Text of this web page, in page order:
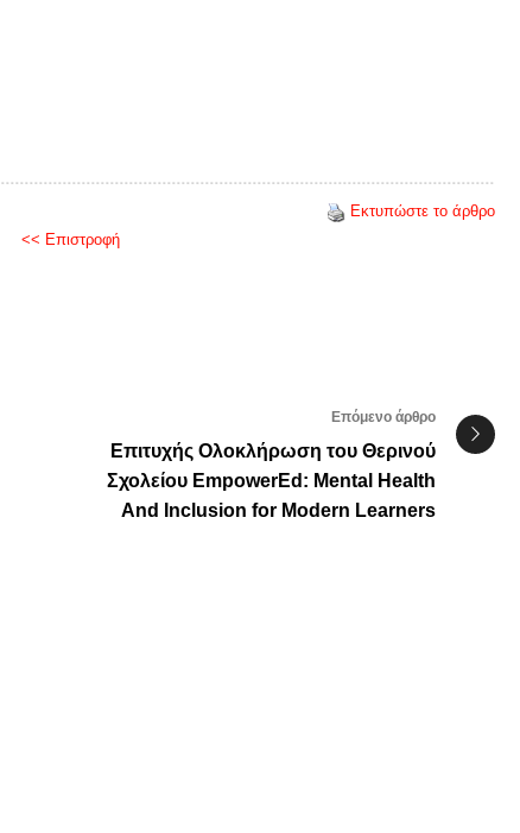
Εκτυπώστε το άρθρο
<< Επιστροφή
Επόμενο άρθρο
Επιτυχής Ολοκλήρωση του Θερινού
Σχολείου EmpowerEd: Mental Health
And Inclusion for Modern Learners